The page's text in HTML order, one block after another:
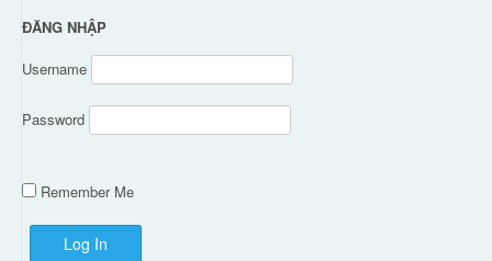
ĐĂNG NHẬP
Username
Password
Remember Me